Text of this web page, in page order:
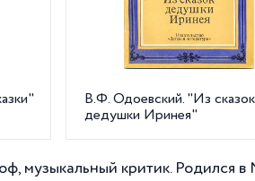
В.Ф. Одоевский. "Из сказок
дедушки Иринея"
музыкальный критик. Родился в